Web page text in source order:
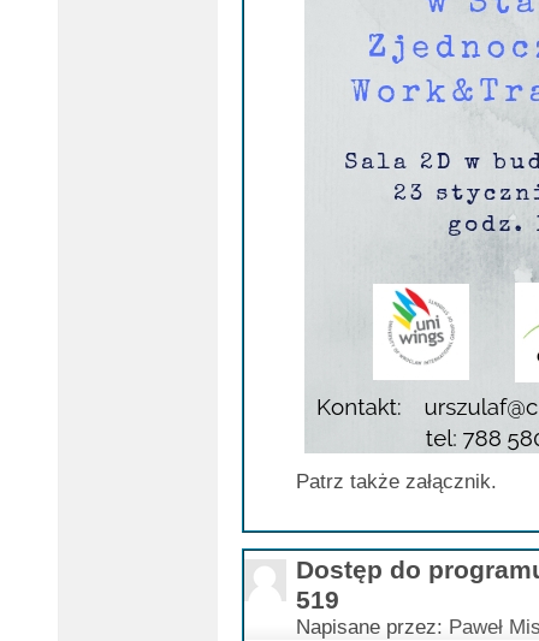
Patrz także załącznik.
Dostęp do
519
Napisane przez: Paweł